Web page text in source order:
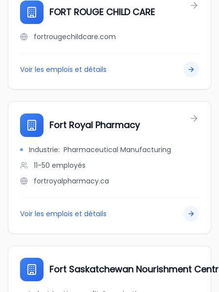
FORT ROUGE CHILD CARE
fortrougechildcare.com
Voir les emplois et détails
Fort Royal Pharmacy
Industrie: Pharmaceutical Manufacturing
11-50 employés
fortroyalpharmacy.ca
Voir les emplois et détails
Fort Saskatchewan Nourishment